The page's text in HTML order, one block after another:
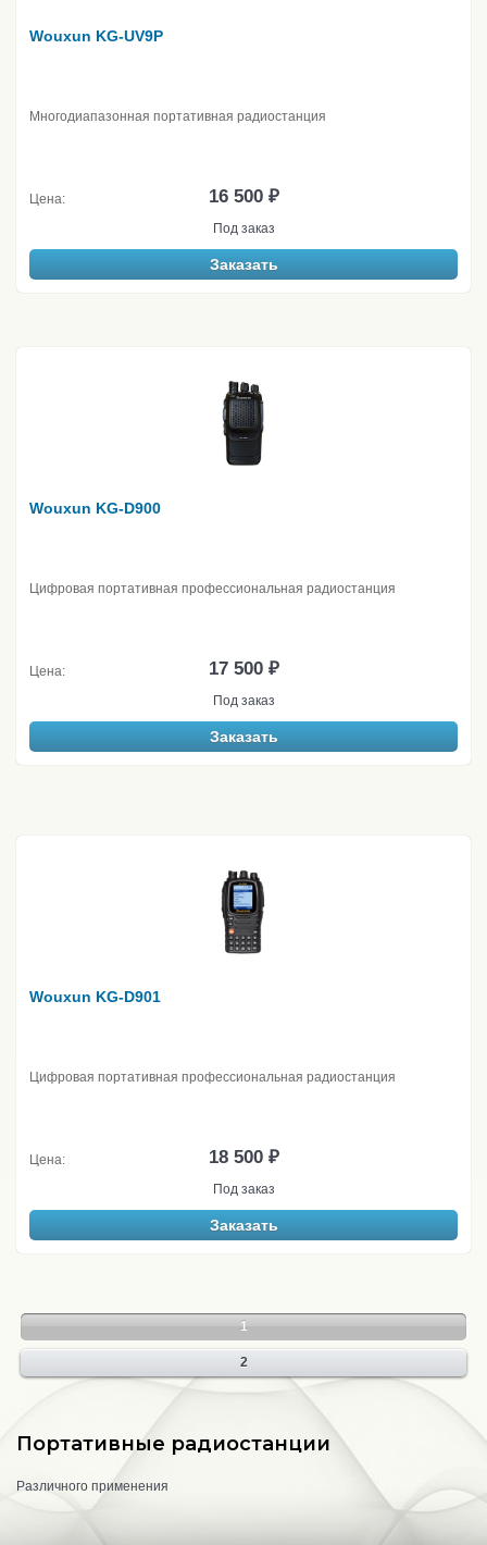
Wouxun KG-UV9P
Многодиапазонная портативная радиостанция
Цена: 16 500 ₽
Под заказ
Заказать
Wouxun KG-D900
Цифровая портативная профессиональная радиостанция
Цена: 17 500 ₽
Под заказ
Заказать
Wouxun KG-D901
Цифровая портативная профессиональная радиостанция
Цена: 18 500 ₽
Под заказ
Заказать
1
2
Портативные радиостанции
Различного применения